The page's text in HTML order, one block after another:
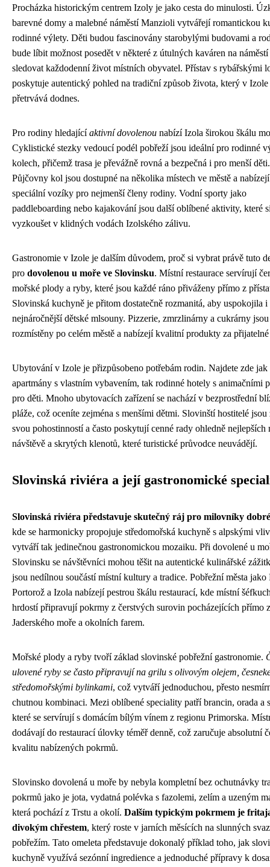
Procházka historickým centrem Izoly je jako cesta do minulosti.
barevné domy a malebné náměstí Manzioli vytvářejí romantickou
rodinné výlety. Děti budou fascinovány starobylými budovami a
bude líbit možnost posedět v některé z útulných kaváren na náměstí
sledovat každodenní život místních obyvatel. Přístav s rybářskými
poskytuje autentický pohled na tradiční způsob života, který v Izole
přetrvává dodnes.
Pro rodiny hledajícíaktivní dovolenou nabízí Izola širokou škálu
Cyklistické stezky vedoucí podél pobřeží jsou ideální pro rodinné
kolech, přičemž trasa je převážně rovná a bezpečná i pro menší děti.
Půjčovny kol jsou dostupné na několika místech ve městě a
speciální vozíky pro nejmenší členy rodiny. Vodní sporty jako
paddleboarding nebo kajakování jsou další oblíbené aktivity, které
vyzkoušet v klidných vodách Izolského zálivu.
Gastronomie v Izole je dalším důvodem, proč si vybrat právě tuto
pro dovolenou u moře ve Slovinsku. Místní restaurace servírují
mořské plody a ryby, které jsou každé ráno přiváženy přímo z
Slovinská kuchyně je přitom dostatečně rozmanitá, aby uspokojila i
nejnáročnější dětské mlsouny. Pizzerie, zmrzlinárny a cukrárny jsou
rozmístěny po celém městě a nabízejí kvalitní produkty za
Ubytování v Izole je přizpůsobeno potřebám rodin. Najdete zde jak
apartmány s vlastním vybavením, tak rodinné hotely s animačními
pro děti. Mnoho ubytovacích zařízení se nachází v bezprostřední
pláže, což oceníte zejména s menšími dětmi. Slovinští hostitelé jsou
svou pohostinností a často poskytují cenné rady ohledně nejlepších
návštěvě a skrytých klenotů, které turistické průvodce neuvádějí.
Slovinská riviéra a její gastronomické
Slovinská riviéra představuje skutečný ráj pro milovníky
kde se harmonicky propojuje středomořská kuchyně s alpskými
vytváří tak jedinečnou gastronomickou mozaiku. Při dovolené u
Slovinsku se návštěvníci mohou těšit na autentické kulinářské
jsou nedílnou součástí místní kultury a tradice. Pobřežní města jako
Portorož a Izola nabízejí pestrou škálu restaurací, kde místní
hrdostí připravují pokrmy z čerstvých surovin pocházejících přímo z
Jaderského moře a okolních farem.
Mořské plody a ryby tvoří základ slovinské pobřežní gastronomie.
ulovené ryby se často připravují na grilu s olivovým olejem,
středomořskými bylinkami, což vytváří jednoduchou, přesto
chutnou kombinaci. Mezi oblíbené speciality patří brancin, orada a
které se servírují s domácím bílým vínem z regionu Primorska.
dodávají do restaurací úlovky téměř denně, což zaručuje absolutní
kvalitu nabízených pokrmů.
Slovinsko dovolená u moře by nebyla kompletní bez ochutnávky
pokrmů jako je jota, vydatná polévka s fazolemi, zelím a uzeným
která pochází z Trstu a okolí. Dalším typickým pokrmem je
divokým chřestem, který roste v jarních měsících na slunných
pobřežím. Tato omeleta představuje dokonalý příklad toho, jak
kuchyně využívá sezónní ingredience a jednoduché přípravy k